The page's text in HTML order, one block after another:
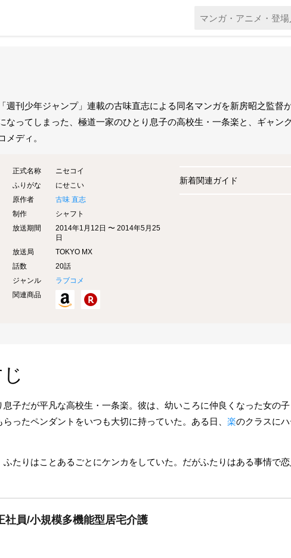
「週刊少年ジャンプ」連載の古味直志による同名マンガを新房昭之監
なってしまった、極道一家のひとり息子の高校生・一条楽と、ギャン
メディ。
正式名称
ニセコイ
ふりがな
にせこい
原作者
古味 直志
制作
シャフト
放送期間
2014年1月12日 〜 2014年5月25
日
放送局
TOKYO MX
話数
20話
ジャンル
ラブコメ
関連商品
新着関連ガイド
子だが平凡な高校生・一条楽。彼は、幼いころに仲良くなった女の
ったペンダントをいつも大切に持っていた。ある日、 楽のクラスに
ふたりはことあるごとにケンカをしていた。だがふたりはある事情で
社員/小規模多機能型居宅介護